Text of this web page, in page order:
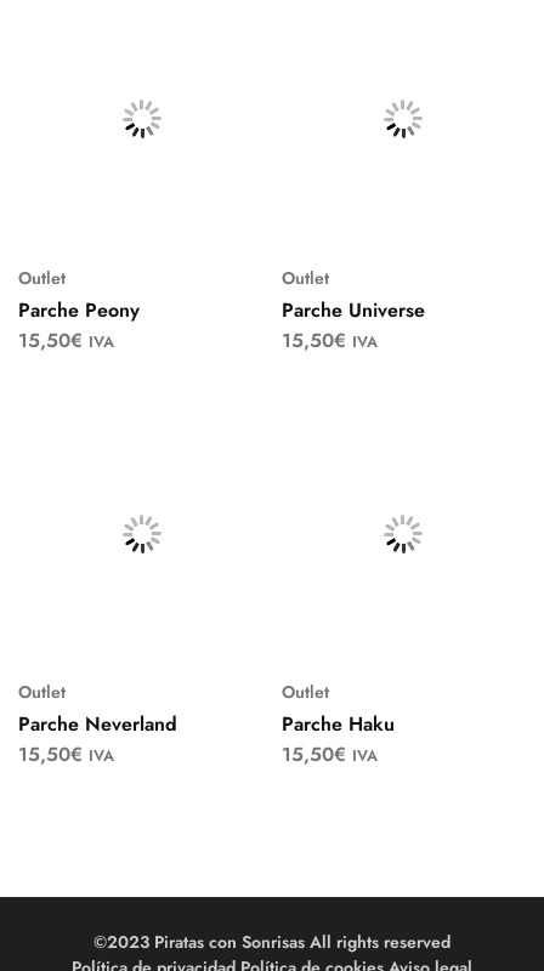
Outlet
Parche Peony
15,50€ IVA
Outlet
Parche Universe
15,50€ IVA
Outlet
Parche Neverland
15,50€ IVA
Outlet
Parche Haku
15,50€ IVA
©2023 Piratas con Sonrisas All rights reserved